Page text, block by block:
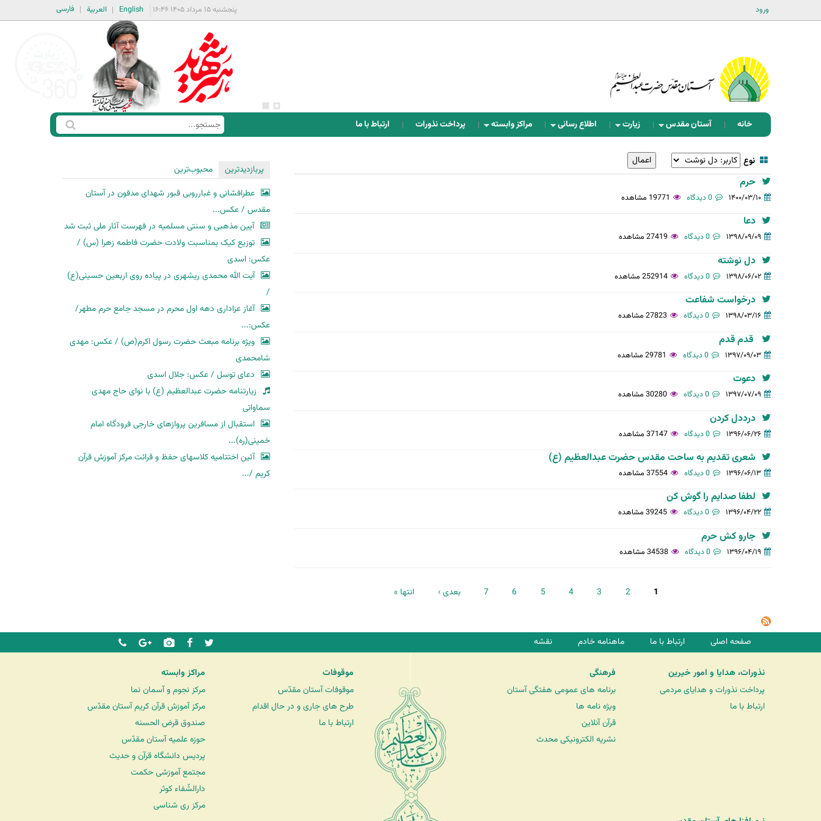
ورود فارسی العربية English پنجشنبه ۱۵ مرداد ۱۴۰۵ ۱۶:۴۶
خانه آستان مقدس زیارت اطلاع رسانی مراکز وابسته پرداخت نذورات ارتباط با ما
ف
س
ت
ج
و
ج
س
نوع
حرم
۱۴۰۰/۰۳/۱۰ 0 دیدگاه 19771 مشاهده
دعا
۱۳۹۸/۰۹/۰۹ 0 دیدگاه 27419 مشاهده
دل نوشته
۱۳۹۸/۰۶/۰۲ 0 دیدگاه 252914 مشاهده
درخواست شفاعت
۱۳۹۸/۰۳/۱۶ 0 دیدگاه 27823 مشاهده
قدم قدم
۱۳۹۷/۰۹/۰۳ 0 دیدگاه 29781 مشاهده
دعوت
۱۳۹۷/۰۷/۰۹ 0 دیدگاه 30280 مشاهده
درددل کردن
۱۳۹۶/۰۶/۲۶ 0 دیدگاه 37147 مشاهده
شعری تقدیم به ساحت مقدس حضرت عبدالعظیم (ع)
۱۳۹۶/۰۶/۱۳ 0 دیدگاه 37554 مشاهده
لطفا صدایم را گوش کن
۱۳۹۶/۰۴/۲۲ 0 دیدگاه 39245 مشاهده
جارو کش حرم
۱۳۹۶/۰۴/۱۹ 0 دیدگاه 34538 مشاهده
ح
ه‌
ه
1
2
3
4
5
6
7 بعدی › انتها »
پربازدیدترین
محبوب‌ترین
عطرافشانی و غبارروبی قبور شهدای مدفون در آستان
مقدس / عکس...
آیین مذهبی و سنتی مسلمیه در فهرست آثار ملی ثبت شد
توزیع کیک بمناسبت ولادت حضرت فاطمه زهرا (س) /
عکس: اسدی
آیت الله محمدی ریشهری در پیاده روی اربعین حسینی(ع)
/
آغاز عزاداری دهه اول محرم در مسجد جامع حرم مطهر/
عکس:...
ویژه برنامه مبعث حضرت رسول اکرم(ص) / عکس: مهدی
شامحمدی
دعای توسل / عکس: جلال اسدی
زیارتنامه حضرت عبدالعظیم (ع) با نوای حاج مهدی
سماواتی
استقبال از مسافرین پروازهای خارجی فرودگاه امام
خمینی(ره)...
آئین اختتامیه کلاسهای حفظ و قرائت مرکز آموزش قرآن
کریم /...
صفحه اصلی ارتباط با ما ماهنامه خادم نقشه
نذورات، هدایا و امور خیرین
پرداخت نذورات و هدایای مردمی
ارتباط با ما
فرهنگی
برنامه های عمومی هفتگی آستان
ویژه نامه ها
قرآن آنلاین
نشریه الکترونیکی محدث
موقوفات
موقوفات آستان مقدّس
طرح های جاری و در حال اقدام
ارتباط با ما
مراکز وابسته
مرکز نجوم و آسمان نما
مرکز آموزش قرآن کریم آستان مقدّس
صندوق قرض الحسنه
حوزه علمیه آستان مقدّس
پردیس دانشگاه قرآن و حدیث
مجتمع آموزشی حکمت
دارالشّفاء کوثر
مرکز ری شناسی